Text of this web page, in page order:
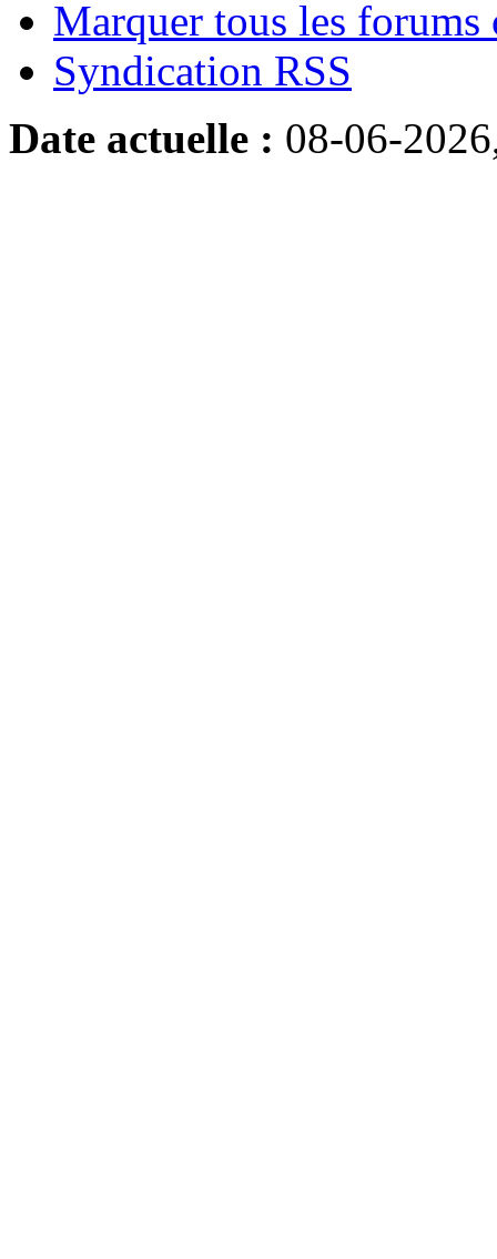
Marquer tous les forums
Syndication RSS
Date actuelle : 08-06-